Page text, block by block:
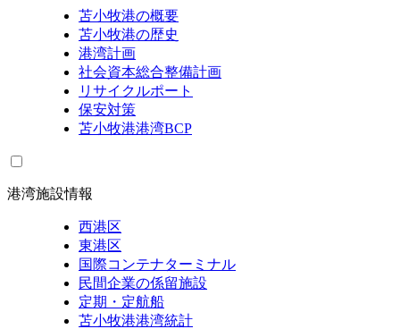
苫小牧港の概要
苫小牧港の歴史
港湾計画
社会資本総合整備計画
リサイクルポート
保安対策
苫小牧港港湾BCP
港湾施設情報
西港区
東港区
国際コンテナターミナル
民間企業の係留施設
定期・定航船
苫小牧港港湾統計